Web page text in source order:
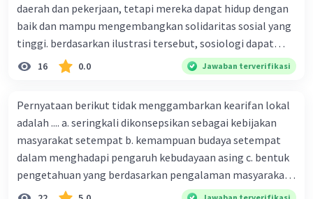
daerah dan pekerjaan, tetapi mereka dapat hidup dengan
baik dan mampu mengembangkan solidaritas sosial yang
tinggi. berdasarkan ilustrasi tersebut, sosiologi dapat
berfungsi sebagai ilmu yang ....
16 0.0 Jawaban terverifikasi
Pernyataan berikut tidak menggambarkan kearifan lokal
adalah .... a. seringkali dikonsepsikan sebagai kebijakan
masyarakat setempat b. kemampuan budaya setempat
dalam menghadapi pengaruh kebudayaan asing c. bentuk
pengetahuan yang berdasarkan pengalaman masyarakat
turun temurun antargenerasi d. Kebijakan manusia yang